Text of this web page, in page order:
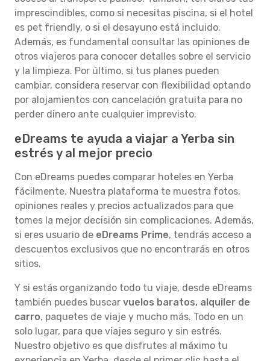
imprescindibles, como si necesitas piscina, si el hotel
es pet friendly, o si el desayuno está incluido.
Además, es fundamental consultar las opiniones de
otros viajeros para conocer detalles sobre el servicio
y la limpieza. Por último, si tus planes pueden
cambiar, considera reservar con flexibilidad optando
por alojamientos con cancelación gratuita para no
perder dinero ante cualquier imprevisto.
eDreams te ayuda a viajar a Yerba sin
estrés y al mejor precio
Con eDreams puedes comparar hoteles en Yerba
fácilmente. Nuestra plataforma te muestra fotos,
opiniones reales y precios actualizados para que
tomes la mejor decisión sin complicaciones. Además,
si eres usuario de eDreams Prime, tendrás acceso a
descuentos exclusivos que no encontrarás en otros
sitios.
Y si estás organizando todo tu viaje, desde eDreams
también puedes buscar vuelos baratos, alquiler de
carro, paquetes de viaje y mucho más. Todo en un
solo lugar, para que viajes seguro y sin estrés.
Nuestro objetivo es que disfrutes al máximo tu